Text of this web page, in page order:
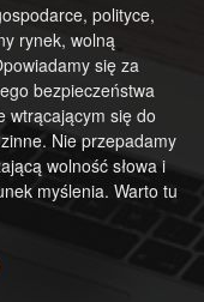
polityce,
rynek, wolną
się za
bezpieczeństwa
wtrącającym się do
Nie przepadamy
wolność słowa i
myślenia. Warto tu